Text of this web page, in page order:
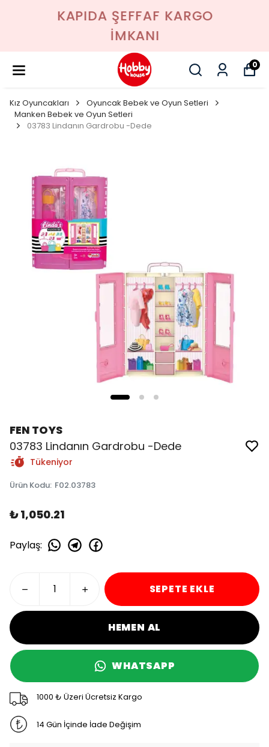
KAPIDA ŞEFFAF KARGO
İMKANI
0
Kız Oyuncakları
Oyuncak Bebek ve Oyun Setleri
Manken Bebek ve Oyun Setleri
03783 Lindanın Gardrobu -Dede
FEN TOYS
03783 Lindanın Gardrobu -Dede
Tükeniyor
Ürün Kodu: F02.03783
₺ 1,050.21
Paylaş:
SEPETE EKLE
HEMEN AL
WHATSAPP
1000 ₺ Üzeri Ücretsiz Kargo
14 Gün İçinde İade Değişim